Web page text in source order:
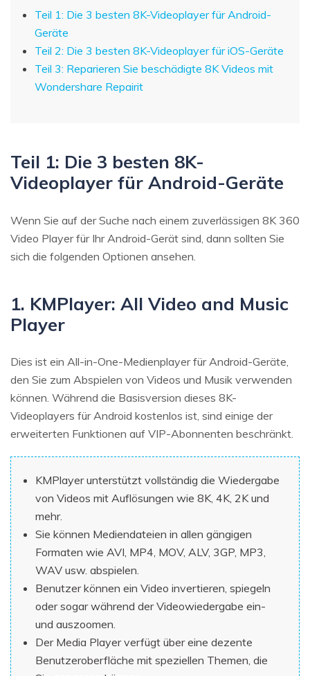
Teil 1: Die 3 besten 8K-Videoplayer für Android-
Geräte
Teil 2: Die 3 besten 8K-Videoplayer für iOS-Geräte
Teil 3: Reparieren Sie beschädigte 8K Videos mit
Wondershare Repairit
Teil 1: Die 3 besten 8K-
Videoplayer für Android-Geräte
Wenn Sie auf der Suche nach einem zuverlässigen 8K 360
Video Player für Ihr Android-Gerät sind, dann sollten Sie
sich die folgenden Optionen ansehen.
1. KMPlayer: All Video and Music
Player
Dies ist ein All-in-One-Medienplayer für Android-Geräte,
den Sie zum Abspielen von Videos und Musik verwenden
können. Während die Basisversion dieses 8K-
Videoplayers für Android kostenlos ist, sind einige der
erweiterten Funktionen auf VIP-Abonnenten beschränkt.
KMPlayer unterstützt vollständig die Wiedergabe
von Videos mit Auflösungen wie 8K, 4K, 2K und
mehr.
Sie können Mediendateien in allen gängigen
Formaten wie AVI, MP4, MOV, ALV, 3GP, MP3,
WAV usw. abspielen.
Benutzer können ein Video invertieren, spiegeln
oder sogar während der Videowiedergabe ein-
und auszoomen.
Der Media Player verfügt über eine dezente
Benutzeroberfläche mit speziellen Themen, die